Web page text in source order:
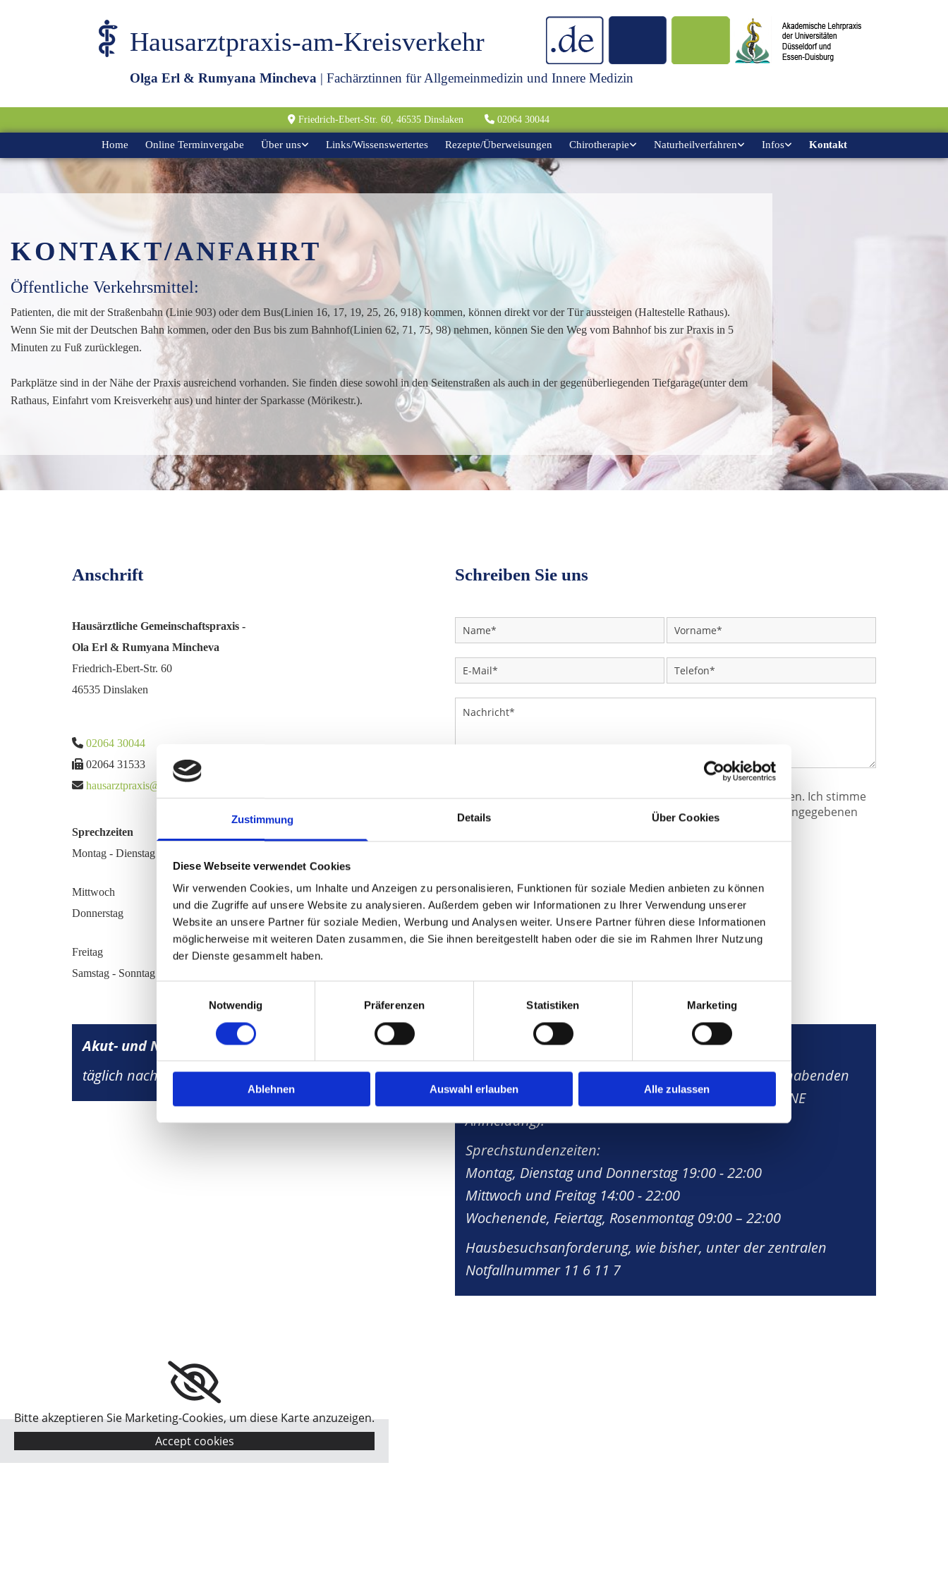
Zustimmung Details Über Cookies
Diese Webseite verwendet Cookies
Wir verwenden Cookies, um Inhalte und Anzeigen zu personalisieren, Funktionen für soziale Medien anbieten zu können
und die Zugriffe auf unsere Website zu analysieren. Außerdem geben wir Informationen zu Ihrer Verwendung unserer
Website an unsere Partner für soziale Medien, Werbung und Analysen weiter. Unsere Partner führen diese Informationen
möglicherweise mit weiteren Daten zusammen, die Sie ihnen bereitgestellt haben oder die sie im Rahmen Ihrer Nutzung
der Dienste gesammelt haben.
Notwendig
Präferenzen Statistiken Marketing
Ablehnen Auswahl erlauben Alle zulassen
Hausarztpraxis-am-Kreisverkehr
Olga Erl & Rumyana Mincheva | Fachärztinnen für Allgemeinmedizin und Innere Medizin
 Friedrich-Ebert-Str. 60, 46535 Dinslaken  02064 30044
Home Online Terminvergabe Über uns Links/Wissenswertertes Rezepte/Überweisungen Chirotherapie Naturheilverfahren Infos Kontakt
KONTAKT/ANFAHRT
Öffentliche Verkehrsmittel:
Patienten, die mit der Straßenbahn (Linie 903) oder dem Bus(Linien 16, 17, 19, 25, 26, 918) kommen, können direkt vor der Tür aussteigen (Haltestelle Rathaus).
Wenn Sie mit der Deutschen Bahn kommen, oder den Bus bis zum Bahnhof(Linien 62, 71, 75, 98) nehmen, können Sie den Weg vom Bahnhof bis zur Praxis in 5
Minuten zu Fuß zurücklegen.
Parkplätze sind in der Nähe der Praxis ausreichend vorhanden. Sie finden diese sowohl in den Seitenstraßen als auch in der gegenüberliegenden Tiefgarage(unter dem
Rathaus, Einfahrt vom Kreisverkehr aus) und hinter der Sparkasse (Mörikestr.).
Anschrift
Haus­ärzt­li­che Ge­mein­schafts­pra­xis -
Ola Erl & Ru­mya­na Min­che­va
Fried­rich-Ebert-Str. 60
46535 Dins­la­ken
 02064 30044
 02064 31533
 haus­arzt­pra­xis@​am-​kre​isve​rkeh​r.​de
Sprechzeiten
Montag - Dienstag
15:00 - 17:30
Mittwoch
07:30 - 11:30
Donnerstag
07:30 - 11:30
Freitag
Samstag - Sonntag
Schreiben Sie uns
Ich habe die Datenschutzerklärung zur Kenntnis genommen. Ich stimme
einer elektronischen Speicherung und Verarbeitung meiner eingegebenen
Daten zur Beantwortung meiner Anfrage zu. *
Akut- und Notfallsprechstunde
täglich nach telefonischer Vereinbarung
Notfälle außerhalb der Sprechstunden:
In dringenden Fällen wenden Sie sich an den diensthabenden
Arzt in der Notfallpraxis am St. Vinzenz Hospital (OHNE
Anmeldung).
Sprechstundenzeiten:
Montag, Dienstag und Donnerstag 19:00 - 22:00
Mittwoch und Freitag 14:00 - 22:00
Wochenende, Feiertag, Rosenmontag 09:00 – 22:00
Hausbesuchsanforderung, wie bisher, unter der zentralen
Notfallnummer 11 6 11 7
Bitte akzeptieren Sie Marketing-Cookies, um diese Karte anzuzeigen.
Accept cookies